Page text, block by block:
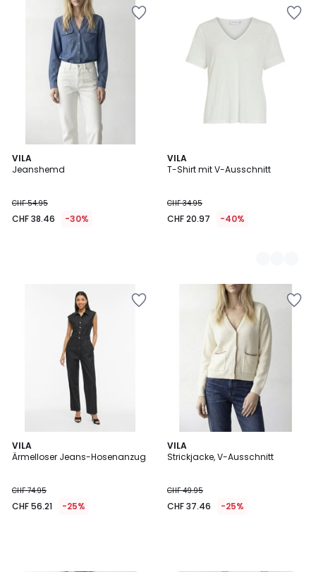
VILA
Jeanshemd
CHF 54.95
CHF 38.46 -30%
VILA
T-Shirt mit V-Ausschnitt
CHF 34.95
CHF 20.97 -40%
2
Farben
VILA
Ärmelloser Jeans-Hosenanzug
CHF 74.95
CHF 56.21 -25%
VILA
Strickjacke, V-Ausschnitt
CHF 49.95
CHF 37.46 -25%